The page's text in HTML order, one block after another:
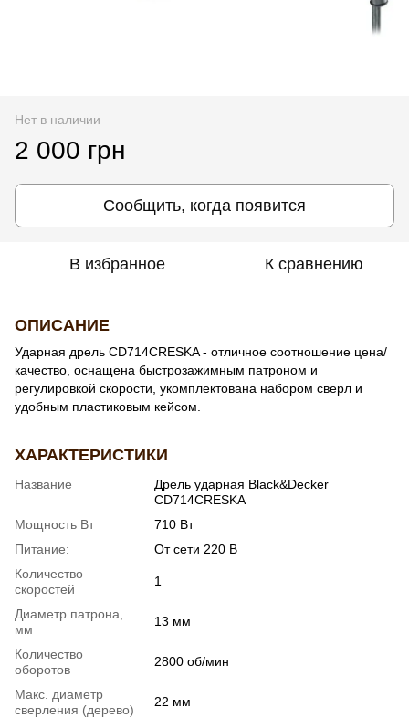
Нет в наличии
2 000 грн
Сообщить, когда появится
В избранное К сравнению
ОПИСАНИЕ
Ударная дрель CD714CRESKA - отличное соотношение цена/
качество, оснащена быстрозажимным патроном и
регулировкой скорости, укомплектована набором сверл и
удобным пластиковым кейсом.
ХАРАКТЕРИСТИКИ
Название
Дрель ударная Black&Decker
CD714CRESKA
Мощность Вт
710 Вт
Питание:
От сети 220 В
Количество
скоростей
1
Диаметр патрона,
мм
13 мм
Количество
оборотов
2800 об/мин
Макс. диаметр
сверления (дерево)
22 мм